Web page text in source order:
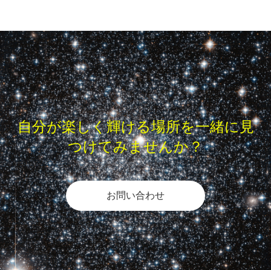
自分が楽しく輝ける場所を一緒に見
つけてみませんか？
お問い合わせ